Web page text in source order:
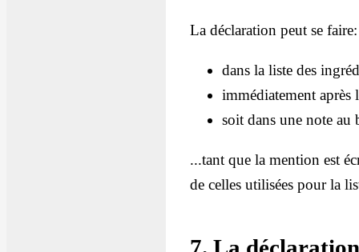
La déclaration peut se faire:
dans la liste des
immédiatement
soit dans une note au
...tant que la mention est
de celles utilisées pour la